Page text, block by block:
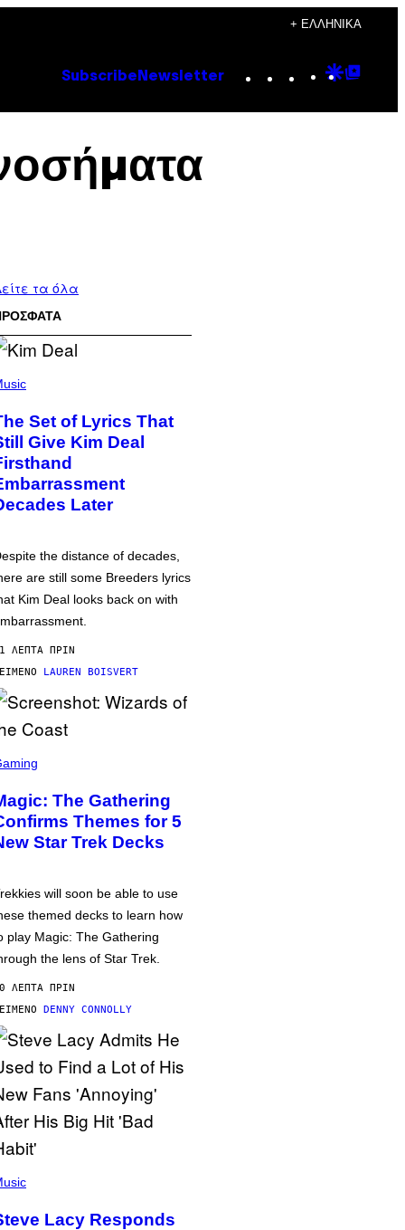
+ ΕΛΛΗΝΙΚΆ
Subscribe Newsletter Instagram
TikTok
YouTube
Google
τα όλα
Set of Lyrics That
Give Kim Deal
Later
the distance of decades,
are still some Breeders lyrics
Kim Deal looks back on with
ΛΕΠΤΆ ΠΡΙΝ
LAUREN BOISVERT
The Gathering
Themes for 5
Star Trek Decks
will soon be able to use
themed decks to learn how
play Magic: The Gathering
the lens of Star Trek.
ΛΕΠΤΆ ΠΡΙΝ
DENNY CONNOLLY
Lacy Responds